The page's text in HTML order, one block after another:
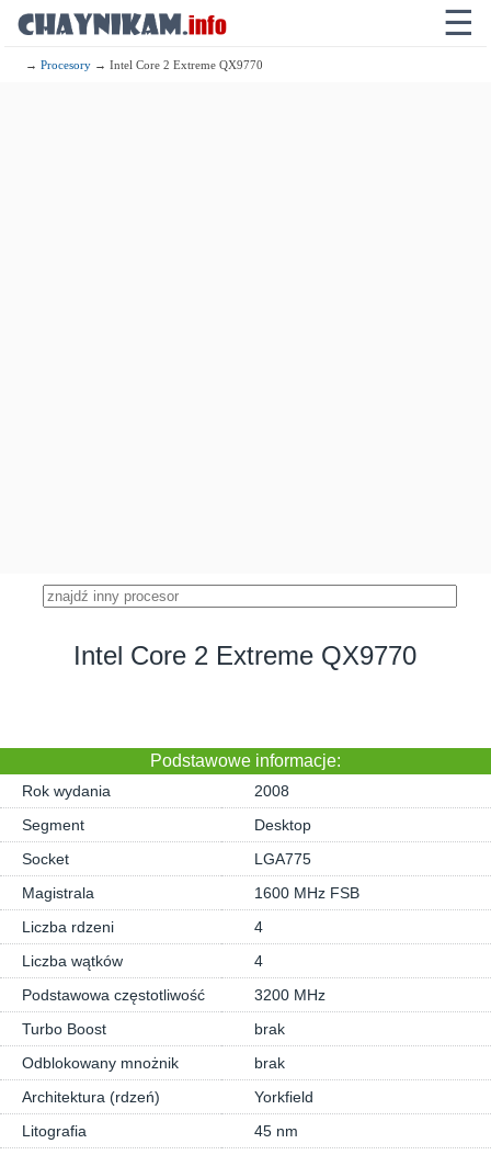
☰
→Procesory → Intel Core 2 Extreme QX9770
Intel Core 2 Extreme QX9770
Podstawowe informacje:
Rok wydania
2008
Segment
Desktop
Socket
LGA775
Magistrala
1600 MHz FSB
Liczba rdzeni
4
Liczba wątków
4
Podstawowa częstotliwość
3200 MHz
Turbo Boost
brak
Odblokowany mnożnik
brak
Architektura (rdzeń)
Yorkfield
Litografia
45 nm